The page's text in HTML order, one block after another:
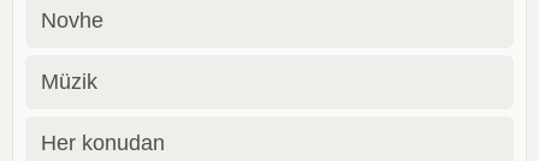
Novhe
Müzik
Her konudan